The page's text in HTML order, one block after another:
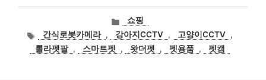
카
테
고
리
쇼핑
태
그
간식로봇카메라 , 강아지CCTV , 고양이CCTV ,
롤라펫팔 , 스마트펫 , 왓더펫 , 펫용품 , 펫캠